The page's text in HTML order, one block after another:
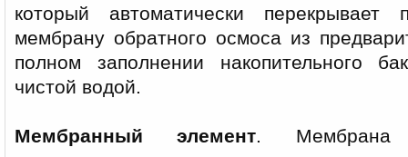
который автоматически
мембрану обратного осмоса из
полном заполнении накопительного
чистой водой.
Мембранный элемент. Мембрана